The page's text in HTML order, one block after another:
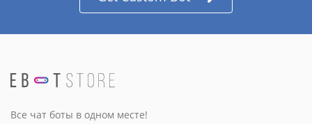
Все чат боты в одном месте!